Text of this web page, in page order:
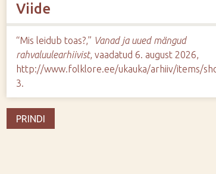
Viide
“Mis leidub toas?,” Vanad ja uued mängud
rahvaluulearhiivist, vaadatud 6. august 2026,
http://www.folklore.ee/ukauka/arhiiv/items/
3.
PRINDI